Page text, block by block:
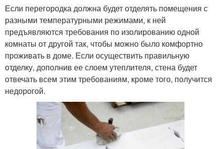
Если перегородка должна будет отделять помещения с
разными температурными режимами, к ней
предъявляются требования по изолированию одной
комнаты от другой так, чтобы можно было комфортно
проживать в доме. Если осуществить правильную
отделку, дополнив ее слоем утеплителя, стена будет
отвечать всем этим требованиям, кроме того, получится
недорогой.